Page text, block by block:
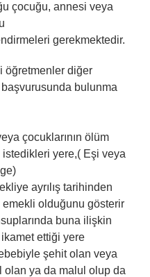
çocuğu, annesi veya
gerekmektedir.
öğretmenler diğer
bulunma
çocuklarının ölüm
yere,( Eşi veya
ayrılış tarihinden
emekli olduğunu gösterir
buna ilişkin
ikamet ettiği yere
şehit olan veya
olan ya da malul olup da